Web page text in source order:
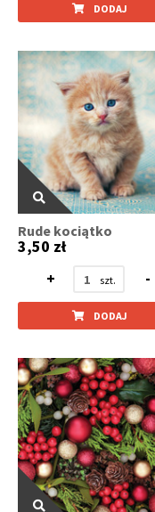
DODAJ
Rude kociątko
3,50 zł
+
-
DODAJ